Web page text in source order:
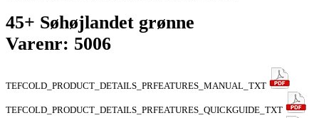
45+ Søhøjlandet grønne
Varenr: 5006
TEFCOLD_PRODUCT_DETAILS_PRFEATURES_MANUAL_TXT
TEFCOLD_PRODUCT_DETAILS_PRFEATURES_QUICKGUIDE_TXT